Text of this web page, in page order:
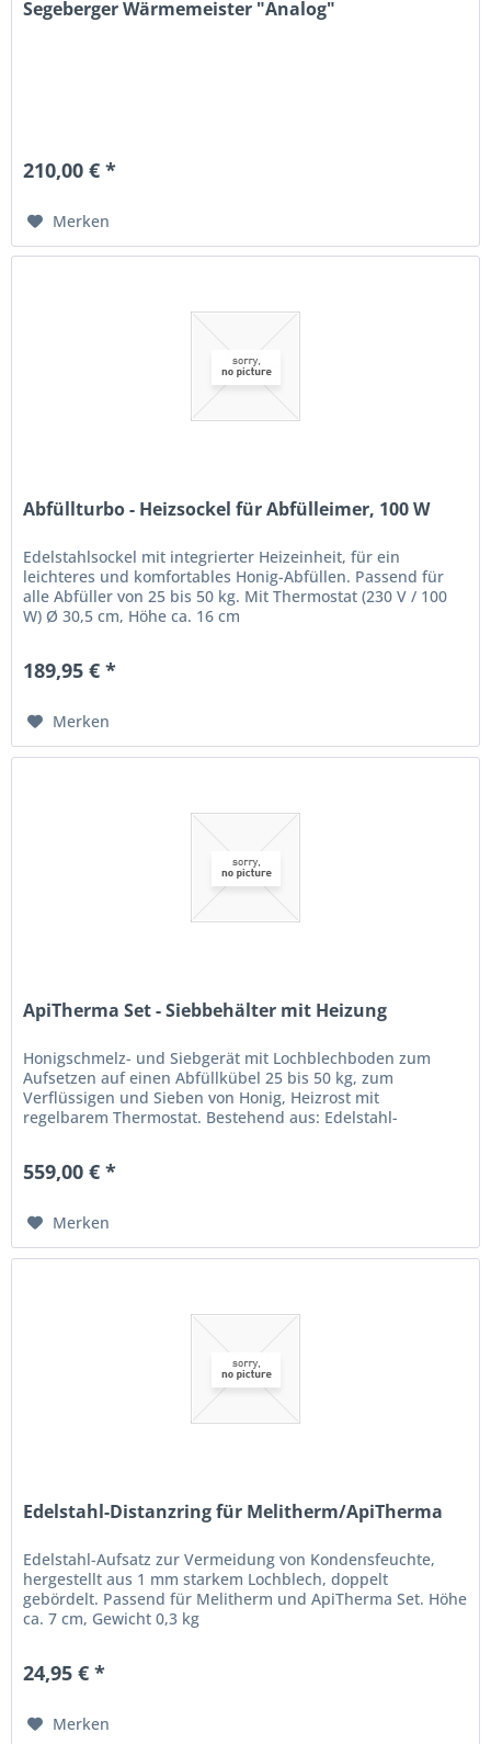
Segeberger Wärmemeister "Analog"
210,00 € *
Merken
Abfüllturbo - Heizsockel für Abfülleimer, 100 W
Edelstahlsockel mit integrierter Heizeinheit, für ein
leichteres und komfortables Honig-Abfüllen. Passend für
alle Abfüller von 25 bis 50 kg. Mit Thermostat (230 V / 100
W) Ø 30,5 cm, Höhe ca. 16 cm
189,95 € *
Merken
ApiTherma Set - Siebbehälter mit Heizung
Honigschmelz- und Siebgerät mit Lochblechboden zum
Aufsetzen auf einen Abfüllkübel 25 bis 50 kg, zum
Verflüssigen und Sieben von Honig, Heizrost mit
regelbarem Thermostat. Bestehend aus: Edelstahl-
559,00 € *
Merken
Edelstahl-Distanzring für Melitherm/ApiTherma
Edelstahl-Aufsatz zur Vermeidung von Kondensfeuchte,
hergestellt aus 1 mm starkem Lochblech, doppelt
gebördelt. Passend für Melitherm und ApiTherma Set. Höhe
ca. 7 cm, Gewicht 0,3 kg
24,95 € *
Merken